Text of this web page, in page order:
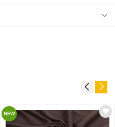
NEW